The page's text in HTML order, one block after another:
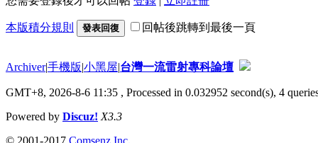
本版積分規則 發表回復 回帖後跳轉到最後一頁
Archiver|手機版|小黑屋|台灣一流雷射專科論壇
GMT+8, 2026-8-6 11:35 , Processed in 0.032952 second(s), 4
Powered by Discuz! X3.3
© 2001-2017 Comsenz Inc.